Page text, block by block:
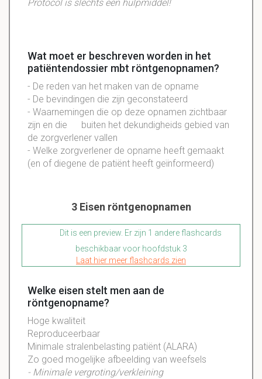
Protocol is slechts een hulpmiddel!
Wat moet er beschreven worden in het
patiëntendossier mbt röntgenopnamen?
- De reden van het maken van de opname
- De bevindingen die zijn geconstateerd
- Waarnemingen die op deze opnamen zichtbaar
zijn en die buiten het dekundigheids gebied van
de zorgverlener vallen
- Welke zorgverlener de opname heeft gemaakt
(en of diegene de patiënt heeft geïnformeerd)
3 Eisen röntgenopnamen
Dit is een preview. Er zijn 1 andere flashcards
beschikbaar voor hoofdstuk 3
Laat hier meer flashcards zien
Welke eisen stelt men aan de
röntgenopname?
Hoge kwaliteit
Reproduceerbaar
Minimale stralenbelasting patiënt (ALARA)
Zo goed mogelijke afbeelding van weefsels
- Minimale vergroting/verkleining